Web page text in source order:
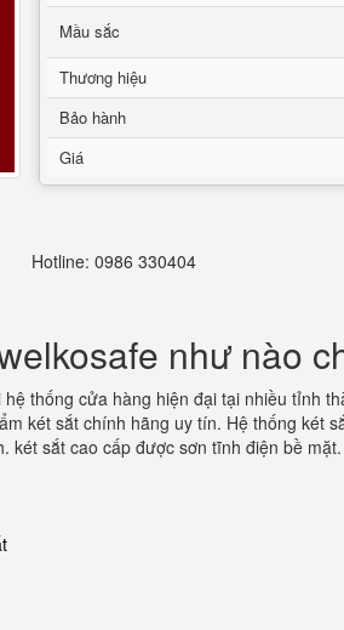
Mầu sắc
Thương hiệu
Bảo hành
Giá
Hotline: 0986 330404
như nào
hệ thống cửa hàng hiện đại tại nhiều tỉnh
két sắt chính hãng uy tín. Hệ thống két
sắt cao cấp được sơn tĩnh điện bề